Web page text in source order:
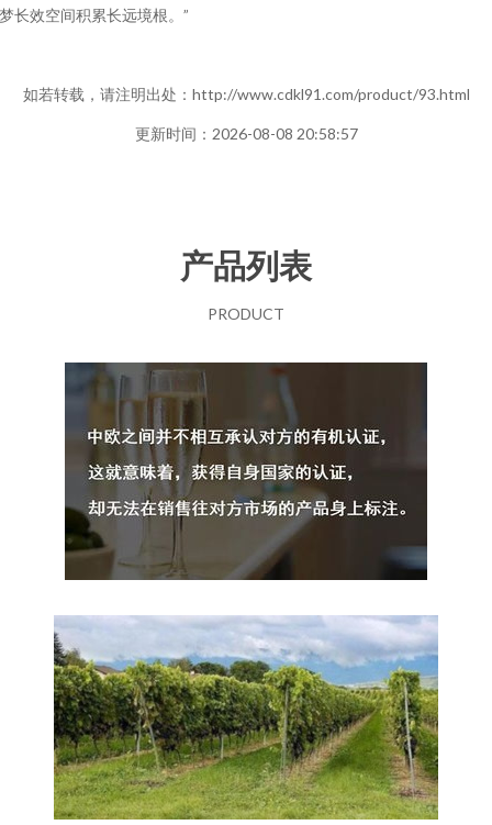
长效空间积累长远境根。”
如若转载，请注明出处：http://www.cdkl91.com/product/93.html
更新时间：2026-08-08 20:58:57
产品列表
PRODUCT